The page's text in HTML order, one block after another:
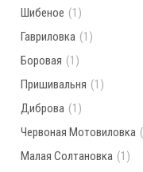
Шибеное (1)
Гавриловка (1)
Боровая (1)
Пришивальня (1)
Диброва (1)
Червоная Мотовиловка
Малая Солтановка (1)